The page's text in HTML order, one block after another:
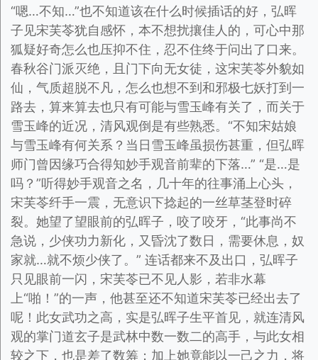
“嗯…不知…”也不知道该在什么时候插话的好，弘晖
子见宋芙苓犹自感怀，本不想扰攘佳人的，可心中那
狐疑好奇怎么也压抑不住，忍不住终于问出了口来。
春秋谷门派灭绝，且门下向无女徒，这宋芙苓外貌如
仙，气质超脱不凡，怎么也想不到和邪极七妖打到一
路去，算来算去也只有可能与雪玉峰有关了，而关于
雪玉峰的近况，清风观倒是有些熟悉。“不知宋姑娘
与雪玉峰有何关系？当日雪玉峰虽损伤甚重，但弘晖
师门曾因缘巧合得知妙手观音前辈的下落…” “是…是
吗？”听得妙手观音之名，几十年的往事涌上心头，
宋芙苓纤手一震，无意识下捻起的一丝草茎登时碎
裂。她望了望眼前的弘晖子，咬了咬牙，“此事尚不
急说，少侠功力新化，又昏沈了数日，需要休息，奴
家就…就不烦少侠了。” 连话都来不及出口，弘晖子
只见眼前一闪，宋芙苓已不见人影，若非水幕
上“啪！”的一声，他甚至还不知道宋芙苓已经出去了
呢！此女武功之高，实是弘晖子生平首见，就连清风
观的掌门道玄子是武林中数一数二的高手，与此女相
较之下，也是差了数筹；加上她竟能以一己之力，将